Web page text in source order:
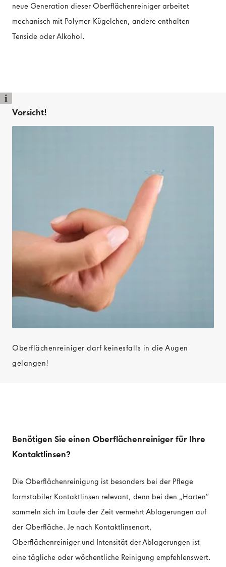
PFLEGE & ZUBEHÖR
Kontaktlinsen-Pflegemittel
neue Generation dieser Oberflächenreiniger arbeitet
mechanisch mit Polymer-Kügelchen, andere enthalten
Tenside oder Alkohol.
i
Vorsicht!
Oberflächenreiniger darf keinesfalls in die Augen
gelangen!
Benötigen Sie einen Oberflächenreiniger für Ihre
Kontaktlinsen?
Die Oberflächenreinigung ist besonders bei der Pflege
formstabiler Kontaktlinsen relevant, denn bei den „Harten“
sammeln sich im Laufe der Zeit vermehrt Ablagerungen auf
der Oberfläche. Je nach Kontaktlinsenart,
Oberflächenreiniger und Intensität der Ablagerungen ist
eine tägliche oder wöchentliche Reinigung empfehlenswert.